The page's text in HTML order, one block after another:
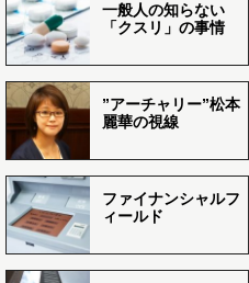
一般人の知らない
「クスリ」の事情
”アーチャリー”松本
麗華の視線
ファイナンシャルフ
ィールド